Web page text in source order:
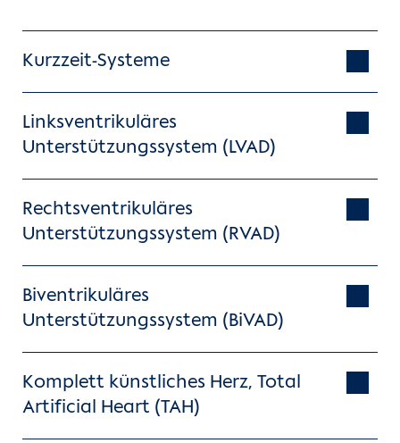
Kurzzeit-Systeme
Linksventrikuläres
Unterstützungssystem (LVAD)
Rechtsventrikuläres
Unterstützungssystem (RVAD)
Biventrikuläres
Unterstützungssystem (BiVAD)
Komplett künstliches Herz, Total
Artificial Heart (TAH)